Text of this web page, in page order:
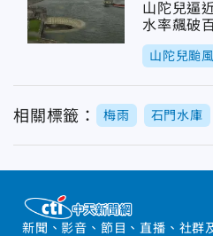
山陀兒逼
水率飆破
費」
山陀兒颱風
相關標籤： 梅雨 石門水庫
新聞、影音、節目、直播、社群